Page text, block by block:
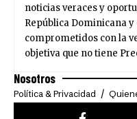
noticias veraces y
República Dominicana
comprometidos con la
objetiva que no tiene
Nosotros
Política & Privacidad